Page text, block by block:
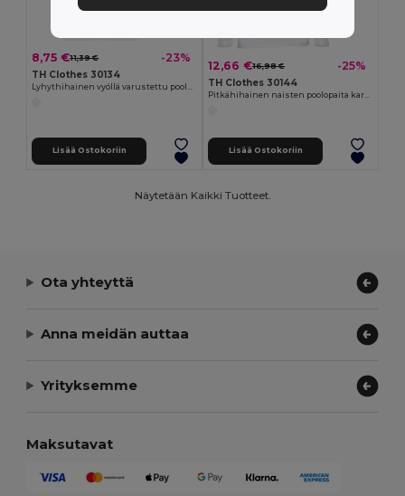
8,75 €11,39 € -23%
TH Clothes 30134
Lisää Ostokoriin
12,66 €16,98 € -25%
TH Clothes 30144
Lisää Ostokoriin
Näytetään Kaikki Tuotteet.
Ota yhteyttä
Anna meidän auttaa
Yrityksemme
Maksutavat